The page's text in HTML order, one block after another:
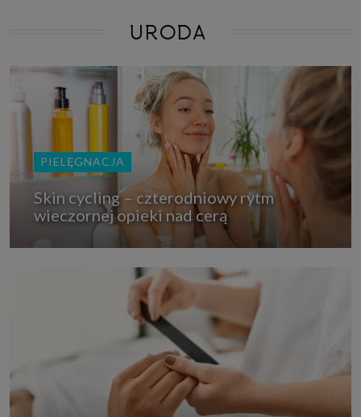
URODA
PIELĘGNACJA
Skin cycling – czterodniowy rytm
wieczornej opieki nad cerą